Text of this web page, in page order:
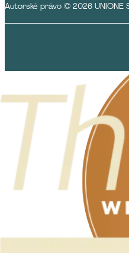
Autorské právo © 2026 UNIONE